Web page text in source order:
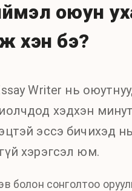
оюун
хэн бэ?
Writer нь
хэдхэн
эссэ бичихэд
хэрэгсэл юм.
болон сонголтоо